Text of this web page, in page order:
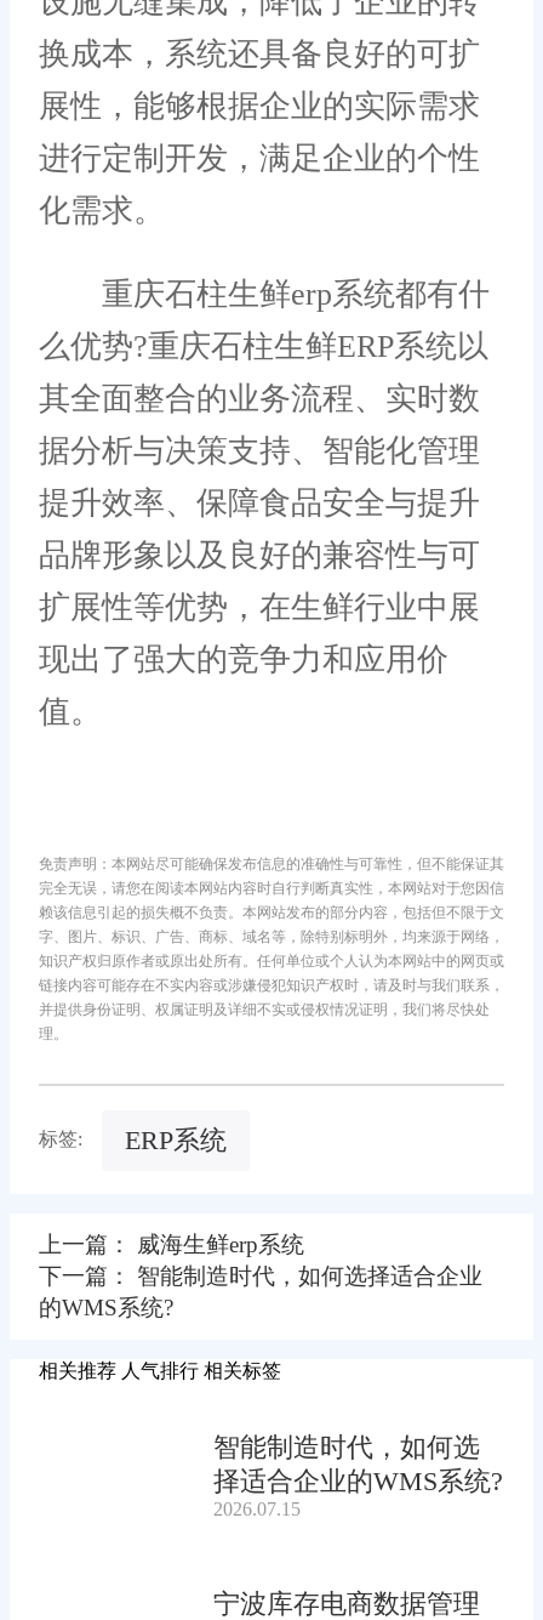
换成本，系统还具备良好的可扩
展性，能够根据企业的实际需求
进行定制开发，满足企业的个性
化需求。
重庆石柱生鲜erp系统都有什
么优势?重庆石柱生鲜ERP系统以
其全面整合的业务流程、实时数
据分析与决策支持、智能化管理
提升效率、保障食品安全与提升
品牌形象以及良好的兼容性与可
扩展性等优势，在生鲜行业中展
现出了强大的竞争力和应用价
值。
免责声明：本网站尽可能确保发布信息的准确性与可靠性，但不能保证其
完全无误，请您在阅读本网站内容时自行判断真实性，本网站对于您因信
赖该信息引起的损失概不负责。本网站发布的部分内容，包括但不限于文
字、图片、标识、广告、商标、域名等，除特别标明外，均来源于网络，
知识产权归原作者或原出处所有。任何单位或个人认为本网站中的网页或
链接内容可能存在不实内容或涉嫌侵犯知识产权时，请及时与我们联系，
并提供身份证明、权属证明及详细不实或侵权情况证明，我们将尽快处
理。
标签: ERP系统
上一篇： 威海生鲜erp系统
下一篇： 智能制造时代，如何选择适合企业
的WMS系统?
相关推荐 人气排行 相关标签
智能制造时代，如何选
择适合企业的WMS系统?
2026.07.15
宁波库存电商数据管理